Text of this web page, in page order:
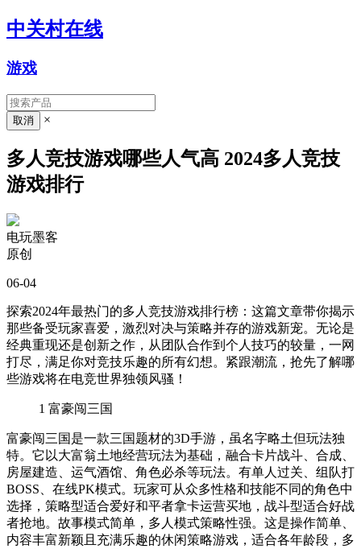
中关村在线
游戏
×
多人竞技游戏哪些人气高 2024多人竞技
游戏排行
电玩墨客
原创
06-04
探索2024年最热门的多人竞技游戏排行榜：这篇文章带你揭示
那些备受玩家喜爱，激烈对决与策略并存的游戏新宠。无论是
经典重现还是创新之作，从团队合作到个人技巧的较量，一网
打尽，满足你对竞技乐趣的所有幻想。紧跟潮流，抢先了解哪
些游戏将在电竞世界独领风骚！
1 富豪闯三国
富豪闯三国是一款三国题材的3D手游，虽名字略土但玩法独
特。它以大富翁土地经营玩法为基础，融合卡片战斗、合成、
房屋建造、运气酒馆、角色必杀等玩法。有单人过关、组队打
BOSS、在线PK模式。玩家可从众多性格和技能不同的角色中
选择，策略型适合爱好和平者拿卡运营买地，战斗型适合好战
者抢地。故事模式简单，多人模式策略性强。这是操作简单、
内容丰富新颖且充满乐趣的休闲策略游戏，适合各年龄段，多